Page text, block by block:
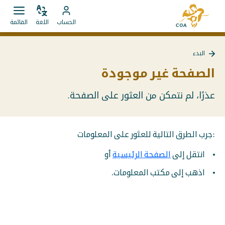
الانتقال
مباشرة
إلى
إلى
الصفحة
الرئيسية
MyCOA
انتقل
إلى
الحساب
ضبط
اللغة القائمة
العودة
البدء
البدء
الصفحة غير موجودة
عذرًا، لم نتمكن من العثور على الصفحة.
:جرب الطرق التالية للعثور على المعلومات
انتقل إلى الصفحة الرئيسية أو
اذهب إلى مكتب المعلومات.